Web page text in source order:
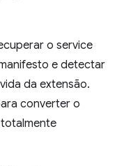
o service
e detectar
da extensão.
converter o
totalmente